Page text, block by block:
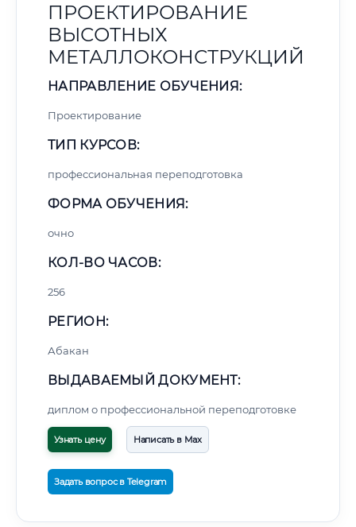
ПРОЕКТИРОВАНИЕ
ВЫСОТНЫХ
МЕТАЛЛОКОНСТРУКЦИЙ
НАПРАВЛЕНИЕ ОБУЧЕНИЯ:
Проектирование
ТИП КУРСОВ:
профессиональная переподготовка
ФОРМА ОБУЧЕНИЯ:
очно
КОЛ-ВО ЧАСОВ:
256
РЕГИОН:
Абакан
ВЫДАВАЕМЫЙ ДОКУМЕНТ:
диплом о профессиональной переподготовке
Узнать цену Написать в Max
Задать вопрос в Telegram